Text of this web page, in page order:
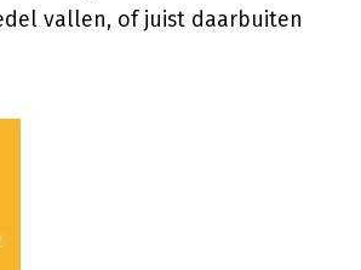
vallen, of juist daarbuiten